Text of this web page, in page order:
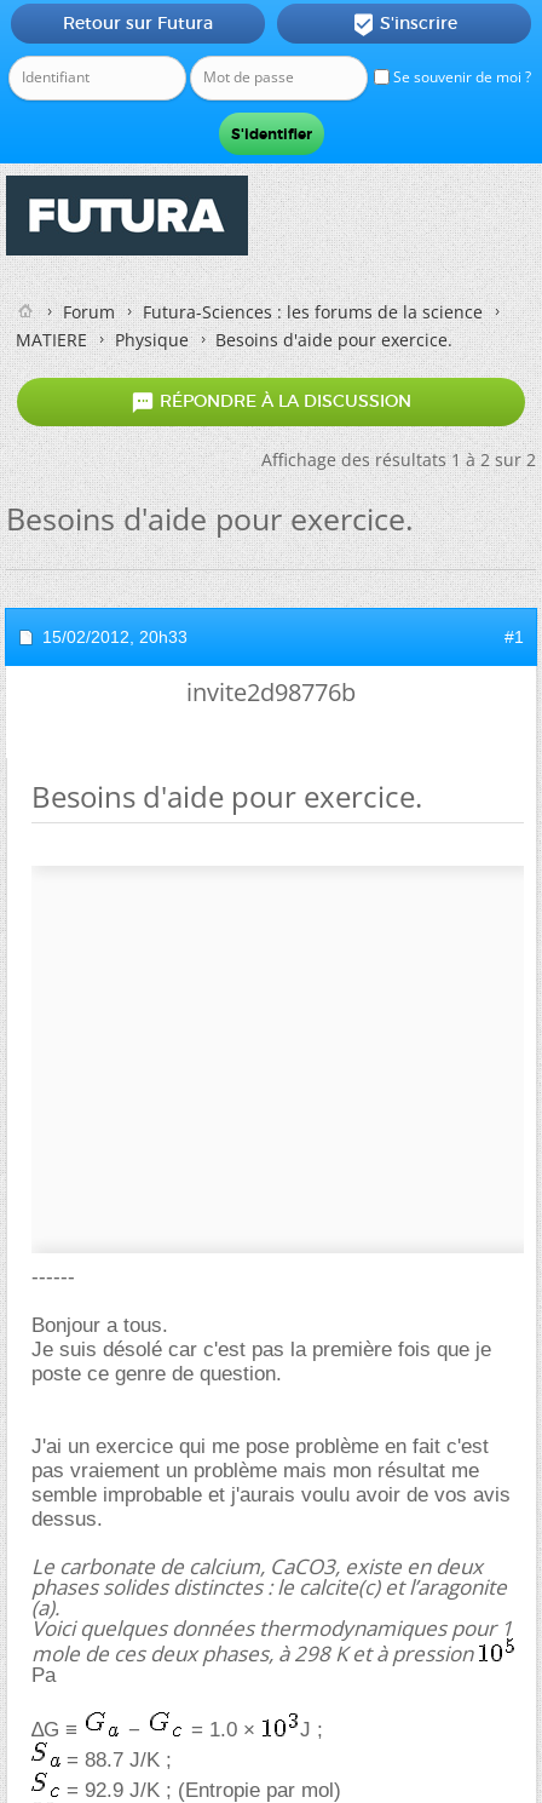
Se souvenir de moi ?
Retour sur Futura  S'inscrire
Forum
Futura-Sciences : les forums de la science
MATIERE
Physique Besoins d'aide pour exercice.
 RÉPONDRE À LA DISCUSSION
Affichage des résultats 1 à 2 sur 2
Besoins d'aide pour exercice.
15/02/2012, 20h33 #1
invite2d98776b
Besoins d'aide pour exercice.
------
Bonjour a tous.
Je suis désolé car c'est pas la première fois que je
poste ce genre de question.
J'ai un exercice qui me pose problème en fait c'est
pas vraiement un problème mais mon résultat me
semble improbable et j'aurais voulu avoir de vos avis
dessus.
Le carbonate de calcium, CaCO3, existe en deux
phases solides distinctes : le calcite(c) et l’aragonite
(a).
Voici quelques données thermodynamiques pour 1
mole de ces deux phases, à 298 K et à pression
Pa
∆G ≡ − = 1.0 ×
J ;
= 88.7 J/K ;
= 92.9 J/K ; (Entropie par mol)